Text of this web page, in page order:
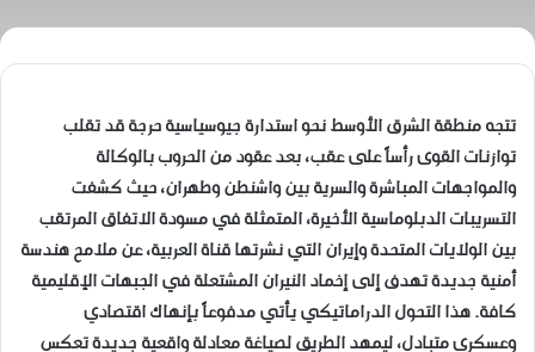
تتجه منطقة الشرق الأوسط نحو استدارة جيوسياسية حرجة قد تقلب
توازنات القوى رأساً على عقب، بعد عقود من الحروب بالوكالة
والمواجهات المباشرة والسرية بين واشنطن وطهران، حيث كشفت
التسريبات الدبلوماسية الأخيرة، المتمثلة في مسودة الاتفاق المرتقب
بين الولايات المتحدة وإيران التي نشرتها قناة العربية، عن ملامح هندسة
أمنية جديدة تهدف إلى إخماد النيران المشتعلة في الجبهات الإقليمية
كافة. هذا التحول الدراماتيكي يأتي مدفوعاً بإنهاك اقتصادي
وعسكري متبادل، ليمهد الطريق لصياغة معادلة واقعية جديدة تعكس